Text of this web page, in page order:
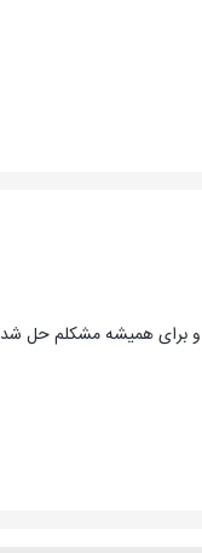
و برای همیشه مشکلم حل شد